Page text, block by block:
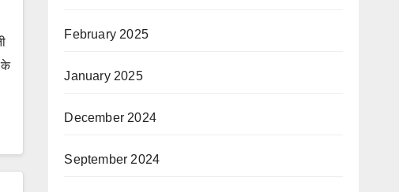
के
February 2025
January 2025
December 2024
September 2024